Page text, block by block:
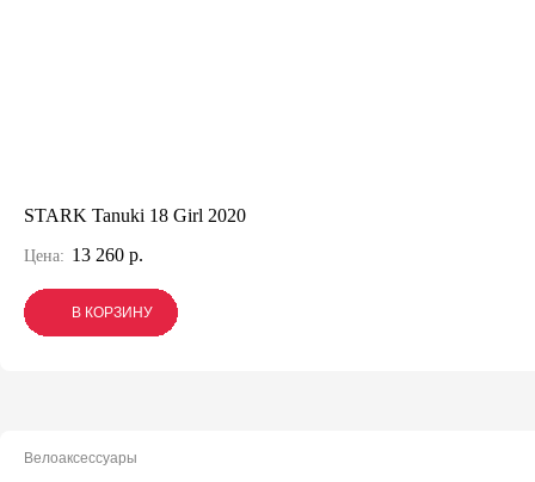
STARK Tanuki 18 Girl 2020
Цена: 13 260 р.
В КОРЗИНУ
В КОРЗИНУ
В КОРЗИНУ
Велоаксессуары